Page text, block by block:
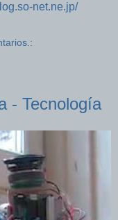
net.ne.jp/
- Tecnología